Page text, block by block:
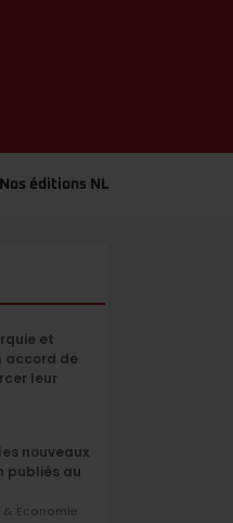
Nos éditions NL
et
accord de
leur
nouveaux
publiés au
& Economie